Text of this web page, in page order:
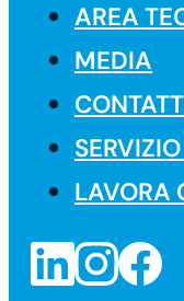
AREA
MEDIA
LAVORA